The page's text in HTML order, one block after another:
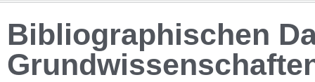
Bibliographischen